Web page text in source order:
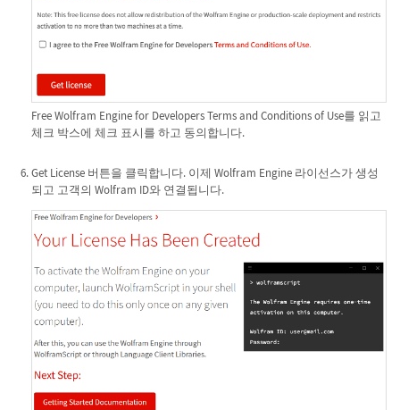
Free Wolfram Engine for Developers Terms and Conditions of Use를 읽고
체크 박스에 체크 표시를 하고 동의합니다.
Get License 버튼을 클릭합니다. 이제 Wolfram Engine 라이선스가 생성
되고 고객의 Wolfram ID와 연결됩니다.